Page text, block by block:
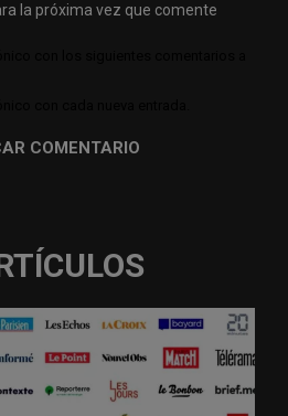
la próxima vez que comente